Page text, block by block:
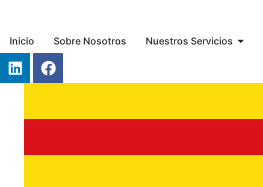
Inicio Sobre Nosotros Nuestros Servicios